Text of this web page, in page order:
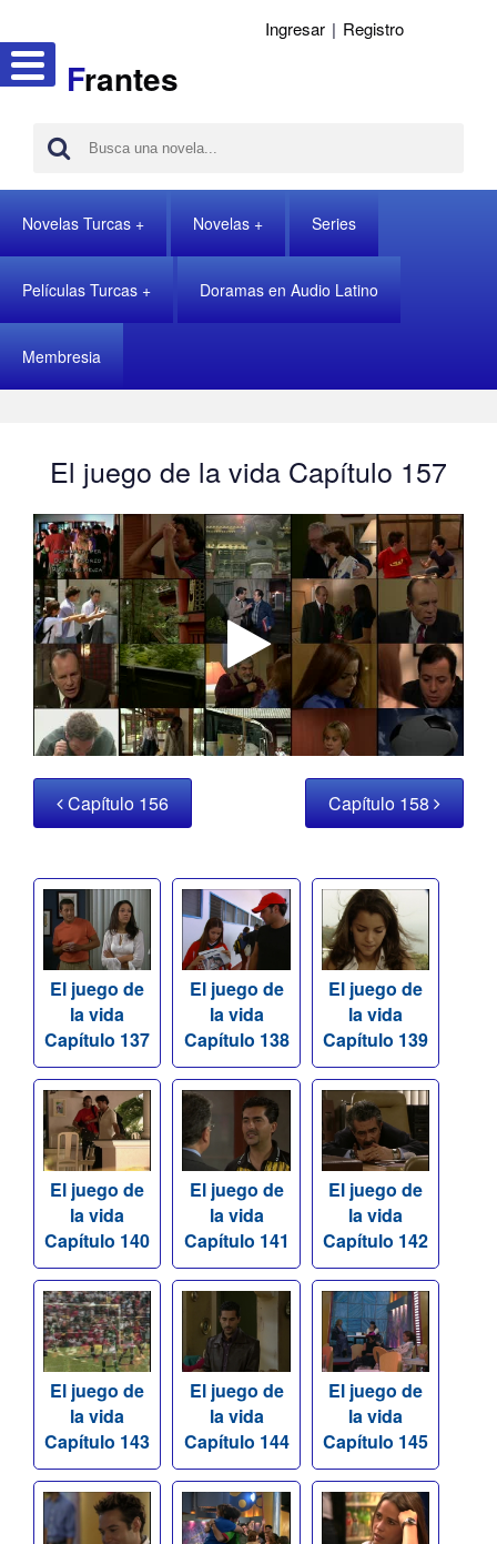
Frantes
Ingresar | Registro
Novelas Turcas Novelas Series
Películas Turcas Doramas en Audio Latino
Membresia
El juego de la vida Capítulo 157
Capítulo 156 Capítulo 158
El juego de
la vida
Capítulo 137
El juego de
la vida
Capítulo 138
El juego de
la vida
Capítulo 139
El juego de
la vida
Capítulo 140
El juego de
la vida
Capítulo 141
El juego de
la vida
Capítulo 142
El juego de
la vida
Capítulo 143
El juego de
la vida
Capítulo 144
El juego de
la vida
Capítulo 145